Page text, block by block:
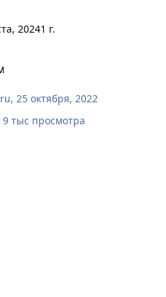
20241 г.
, 25 октября, 2022
9 тыс просмотра